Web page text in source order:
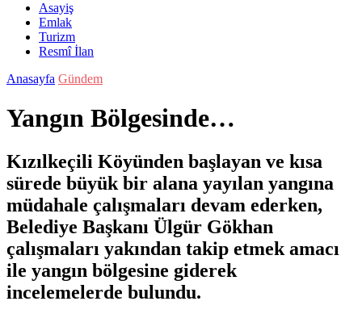
Asayiş
Emlak
Turizm
Resmî İlan
Anasayfa Gündem
Yangın Bölgesinde…
Kızılkeçili Köyünden başlayan ve kısa
sürede büyük bir alana yayılan yangına
müdahale çalışmaları devam ederken,
Belediye Başkanı Ülgür Gökhan
çalışmaları yakından takip etmek amacı
ile yangın bölgesine giderek
incelemelerde bulundu.